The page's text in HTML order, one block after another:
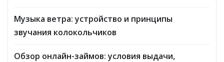
Музыка ветра: устройство и принципы
звучания колокольчиков
Обзор онлайн-займов: условия выдачи,